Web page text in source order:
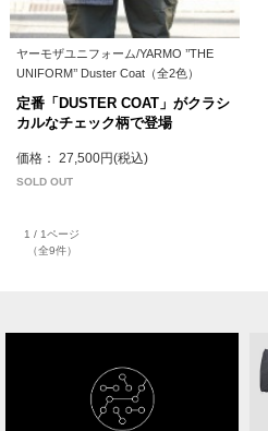
ヤーモザユニフォーム/YARMO ’’THE
UNIFORM’’ Duster Coat（全2色）
定番「DUSTER COAT」がクラシ
カルなチェック柄で登場
価格： 27,500円(税込)
SOLD OUT
1 / 1ページ
（全9件）